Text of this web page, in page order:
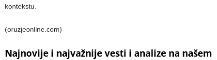
kontekstu.
(oruzjeonline.com)
Najnovije i najvažnije vesti i analize na našem